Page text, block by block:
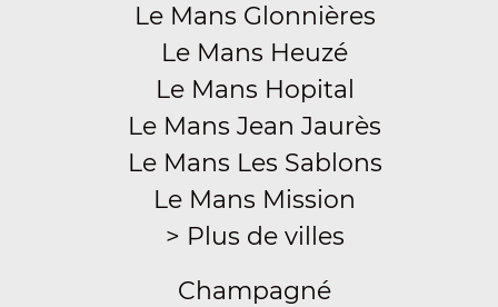
Le Mans Glonnières
Le Mans Heuzé
Le Mans Hopital
Le Mans Jean Jaurès
Le Mans Les Sablons
Le Mans Mission
> Plus de villes
Champagné